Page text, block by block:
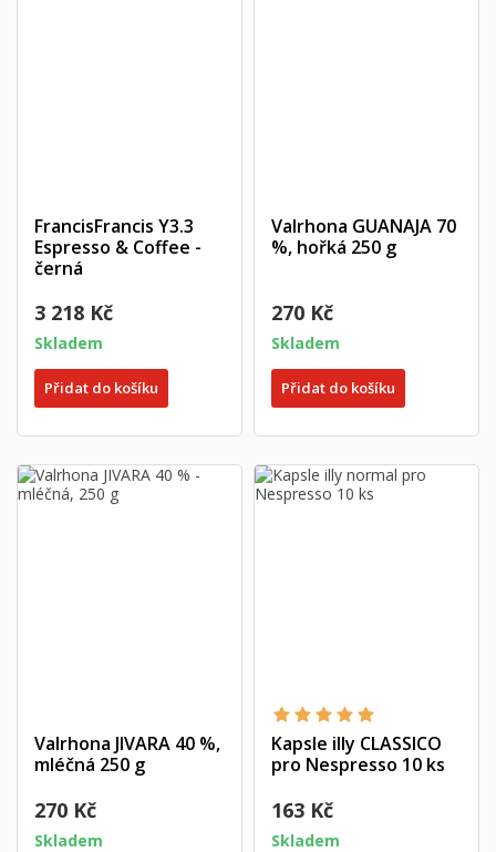
FrancisFrancis Y3.3
Espresso & Coffee -
černá
3 218 Kč
Skladem
Přidat do košíku
Valrhona GUANAJA 70
%, hořká 250 g
270 Kč
Skladem
Přidat do košíku
Valrhona JIVARA 40 %,
mléčná 250 g
270 Kč
Skladem
Kapsle illy CLASSICO
pro Nespresso 10 ks
163 Kč
Skladem